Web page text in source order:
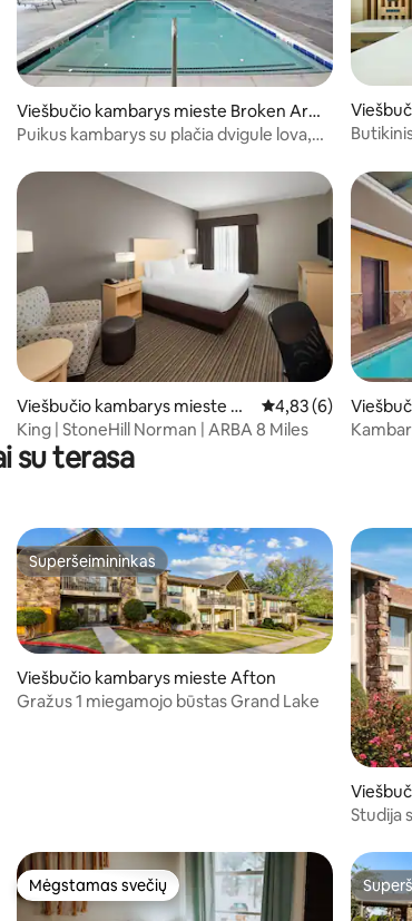
apsistoti
Viešbučio kambarys mieste Broken Arr
ow
Puikus kambarys su plačia dvigule lova,
Tulsos mieste
4,27 iš 5, atsiliepimų: 15
Viešbučio kambarys mieste No
rman
Vidutinis
4,83 (6)
King | StoneHill Norman | ARBA 8 Miles
su terasa
Superšeimininkas
Superšeimininkas
Viešbučio kambarys mieste Afton
Gražus 1 miegamojo būstas Grand Lake
Studija
Mėgstamas svečių
Mėgstamas svečių